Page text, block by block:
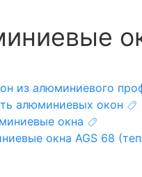
из алюминиевого
алюминиевых окон
окна
окна AGS 68